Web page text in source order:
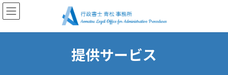
コ
ン
ン
ナ
ビ
ー
提供サービス